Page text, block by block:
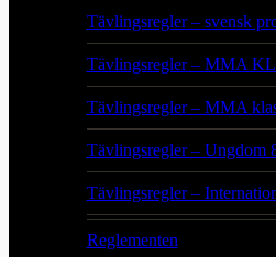
Tävlingsregler – svensk
Tävlingsregler – MMA
Tävlingsregler – MMA
Tävlingsregler – Ungdom
Tävlingsregler –
Reglementen